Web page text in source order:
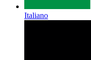
Italiano